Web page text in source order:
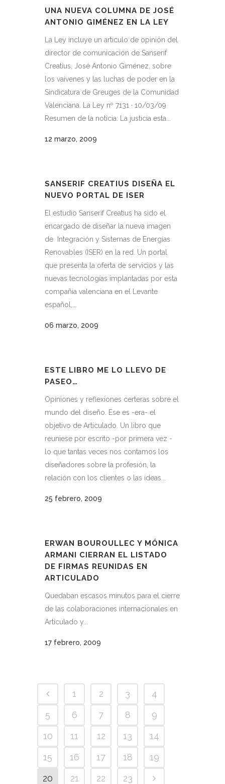
UNA NUEVA COLUMNA DE JOSÉ
ANTONIO GIMÉNEZ EN LA LEY
La Ley incluye un artículo de opinión del
director de comunicación de Sanserif
Creatius, José Antonio Giménez, sobre
los vaivenes y las luchas de poder en la
Sindicatura de Greuges de la Comunidad
Valenciana. La Ley nº 7131 · 10/03/09
Resumen de la noticia: La justicia esta...
12 marzo, 2009
SANSERIF CREATIUS DISEÑA EL
NUEVO PORTAL DE ISER
El estudio Sanserif Creatius ha sido el
encargado de diseñar la nueva imagen
de Integración y Sistemas de Energías
Renovables (ISER) en la red. Un portal
que presenta la oferta de servicios y las
nuevas tecnologías implantadas por esta
compañía valenciana en el Levante
español,...
06 marzo, 2009
ESTE LIBRO ME LO LLEVO DE
PASEO…
Opiniones y reflexiones certeras sobre el
mundo del diseño. Ese es -era- el
objetivo de Articulado. Un libro que
reuniese por escrito -por primera vez -
lo que tantas veces nos contamos los
diseñadores sobre la profesión, la
relación con los clientes o las ideas...
25 febrero, 2009
ERWAN BOUROULLEC Y MÓNICA
ARMANI CIERRAN EL LISTADO
DE FIRMAS REUNIDAS EN
ARTICULADO
Quedaban escasos minutos para el cierre
de las colaboraciones internacionales en
Articulado y...
17 febrero, 2009
1 2 3
4
5
6 7 8
9
10
11 12 13
14
15
16 17 18
19
20
21 22 23